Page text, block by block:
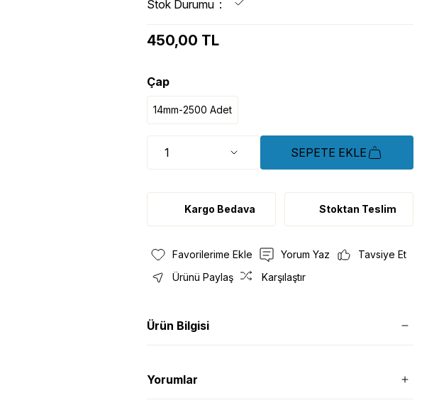
Stok Durumu
450,00 TL
Çap
14mm-2500 Adet
SEPETE EKLE
Kargo Bedava Stoktan Teslim
Yorum Yaz
Tavsiye Et
Ürünü Paylaş
Karşılaştır
Ürün Bilgisi
Yorumlar